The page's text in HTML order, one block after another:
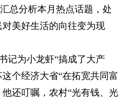
总分析本月热点话题，处
美好生活的向往变为现
记为小龙虾“搞成了大产
个经济大省“在拓宽共同富
还叮嘱，农村“光有钱、光